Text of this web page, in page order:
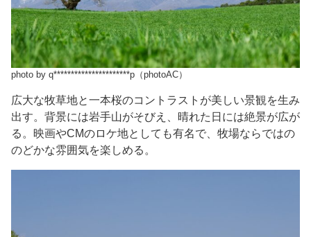
photo by q**********************p（photoAC）
広大な牧草地と一本桜のコントラストが美しい景観を生み
出す。背景には岩手山がそびえ、晴れた日には絶景が広が
る。映画やCMのロケ地としても有名で、牧場ならではの
のどかな雰囲気を楽しめる。